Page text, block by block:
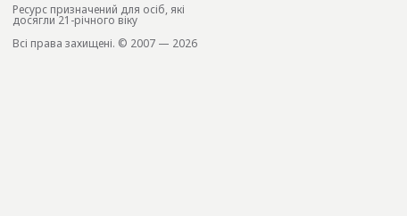
Ресурс призначений для осіб, які
досягли 21-річного віку
Всі права захищені. © 2007 — 2026